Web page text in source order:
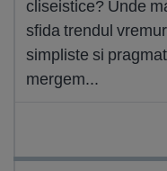
cliseistice? Unde
sfida trendul
simpliste si
mergem...